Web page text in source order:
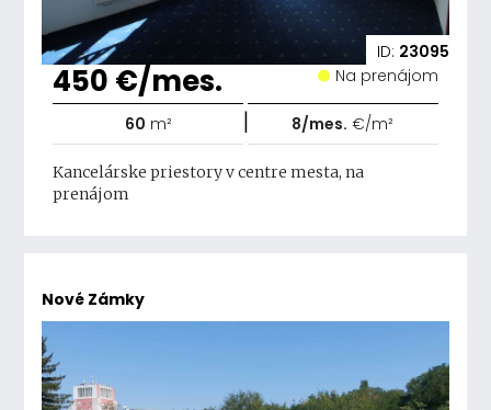
ID: 23095
450 €/mes. Na prenájom
60 m² | 8/mes. €/m²
Kancelárske priestory v centre mesta, na
prenájom
Nové Zámky